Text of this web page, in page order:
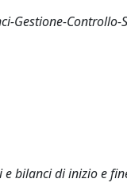
Gestione-Controllo-
e bilanci di inizio e